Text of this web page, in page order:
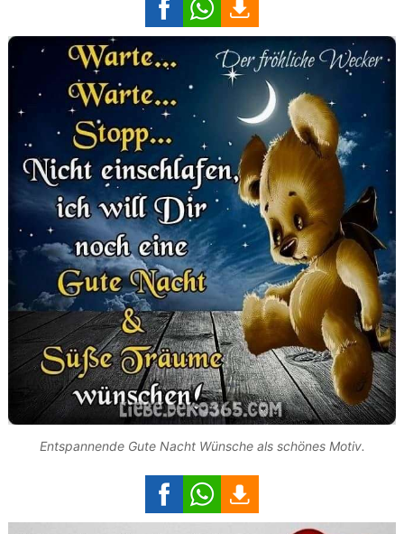
Entspannende Gute Nacht Wünsche als schönes Motiv.